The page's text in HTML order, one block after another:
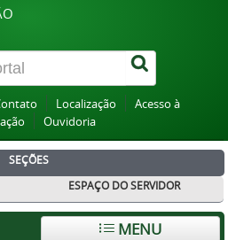
Canais
Localização
Acesso à
Ouvidoria
SEÇÕES
ESPAÇO DO SERVIDOR
MENU